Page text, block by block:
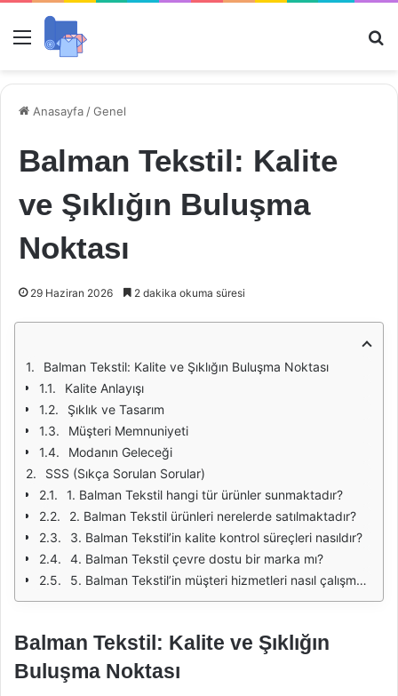
Menü
Anasayfa /Genel
Balman Tekstil: Kalite
ve Şıklığın Buluşma
Noktası
29 Haziran 2026 2 dakika okuma süresi
Balman Tekstil: Kalite ve Şıklığın Buluşma Noktası
Kalite Anlayışı
Şıklık ve Tasarım
Müşteri Memnuniyeti
Modanın Geleceği
SSS (Sıkça Sorulan Sorular)
1. Balman Tekstil hangi tür ürünler sunmaktadır?
2. Balman Tekstil ürünleri nerelerde satılmaktadır?
3. Balman Tekstil’in kalite kontrol süreçleri nasıldır?
4. Balman Tekstil çevre dostu bir marka mı?
5. Balman Tekstil’in müşteri hizmetleri nasıl çalışmaktadır?
Balman Tekstil: Kalite ve Şıklığın
Buluşma Noktası